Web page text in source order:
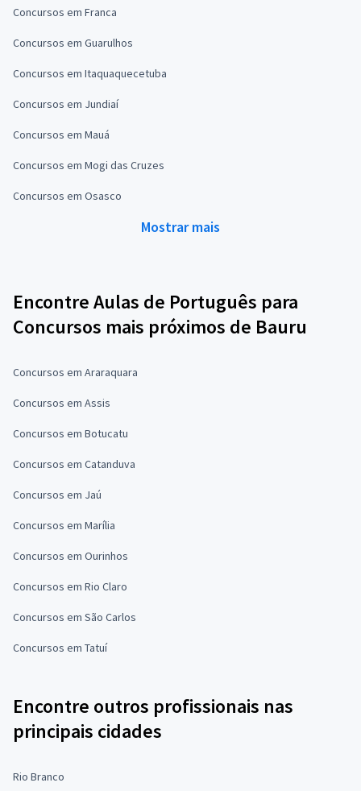
Concursos em Franca
Concursos em Guarulhos
Concursos em Itaquaquecetuba
Concursos em Jundiaí
Concursos em Mauá
Concursos em Mogi das Cruzes
Concursos em Osasco
Mostrar mais
Encontre Aulas de Português para
Concursos mais próximos de Bauru
Concursos em Araraquara
Concursos em Assis
Concursos em Botucatu
Concursos em Catanduva
Concursos em Jaú
Concursos em Marília
Concursos em Ourinhos
Concursos em Rio Claro
Concursos em São Carlos
Concursos em Tatuí
Encontre outros profissionais nas
principais cidades
Rio Branco